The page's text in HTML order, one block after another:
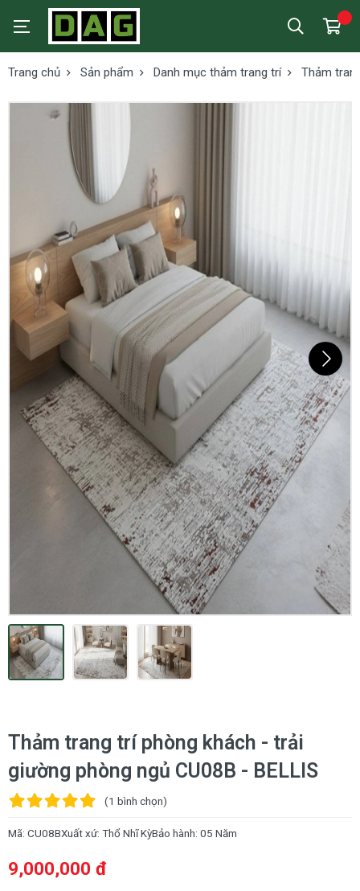
Trang chủ Sản phẩm Danh mục thảm trang trí Thảm
Thảm trang trí phòng khách - trải
giường phòng ngủ CU08B - BELLIS
(1 bình chọn)
Mã: CU08BXuất xứ: Thổ Nhĩ KỳBảo hành: 05 Năm
9,000,000 đ